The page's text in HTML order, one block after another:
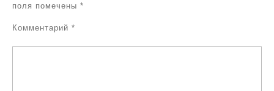
поля помечены *
Комментарий *